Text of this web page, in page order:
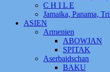
C H I L E
Jamaika, Panama,
ASIEN
Armenien
ABOWJAN
SPITAK
Aserbaidschan
BAKU